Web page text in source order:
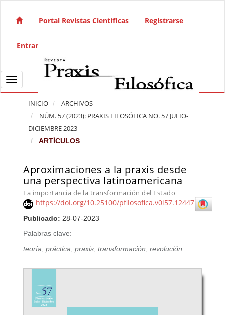
Navegación principal
Barra lateral
Portal Revistas Científicas Registrarse
Entrar
Toggle navigation
INICIO
ARCHIVOS
NÚM. 57 (2023): PRAXIS FILOSÓFICA NO. 57 JULIO-
DICIEMBRE 2023
ARTÍCULOS
Aproximaciones a la praxis desde
una perspectiva latinoamericana
La importancia de la transformación del Estado
https://doi.org/10.25100/pfilosofica.v0i57.12447
Publicado: 28-07-2023
Palabras clave:
teoría ,práctica ,praxis ,transformación ,revolución
Barra lateral del artículo